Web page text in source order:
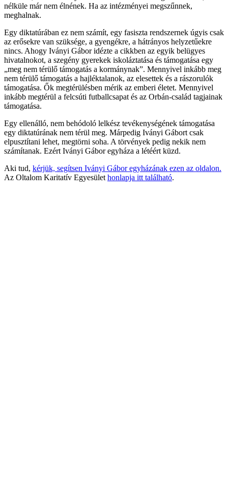
nélküle már nem élnének. Ha az intézményei megszűnnek,
meghalnak.
Egy diktatúrában ez nem számít, egy fasiszta rendszernek úgyis csak
az erősekre van szüksége, a gyengékre, a hátrányos helyzetűekre
nincs. Ahogy Iványi Gábor idézte a cikkben az egyik belügyes
hivatalnokot, a szegény gyerekek iskoláztatása és támogatása egy
„meg nem térülő támogatás a kormánynak”. Mennyivel inkább meg
nem térülő támogatás a hajléktalanok, az elesettek és a rászorulók
támogatása. Ők megtérülésben mérik az emberi életet. Mennyivel
inkább megtérül a felcsúti futballcsapat és az Orbán-család tagjainak
támogatása.
Egy ellenálló, nem behódoló lelkész tevékenységének támogatása
egy diktatúrának nem térül meg. Márpedig Iványi Gábort csak
elpusztítani lehet, megtörni soha. A törvények pedig nekik nem
számítanak. Ezért Iványi Gábor egyháza a létéért küzd.
Aki tud, kérjük, segítsen Iványi Gábor egyházának ezen az oldalon.
Az Oltalom Karitatív Egyesület honlapja itt található.